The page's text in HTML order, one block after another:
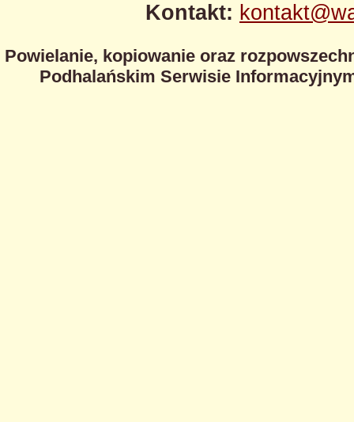
Kontakt:
Powielanie, kopiowanie oraz
Podhalańskim Serwisie